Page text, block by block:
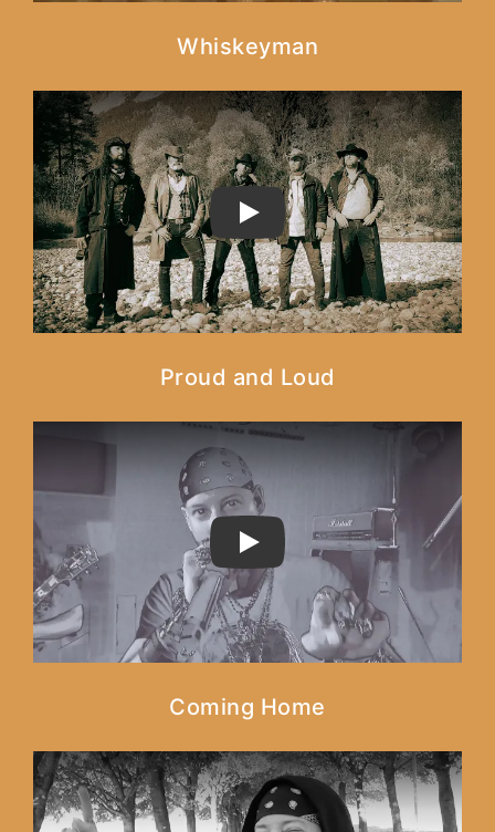
Whiskeyman
PLAY
Proud and Loud
PLAY
Coming Home